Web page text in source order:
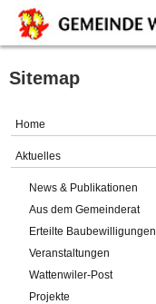
Home
Gemeinde
Verwaltung
Online-Service
Sitemap
Home
Aktuelles
News & Publikationen
Aus dem Gemeinderat
Erteilte Baubewilligungen
Veranstaltungen
Wattenwiler-Post
Projekte